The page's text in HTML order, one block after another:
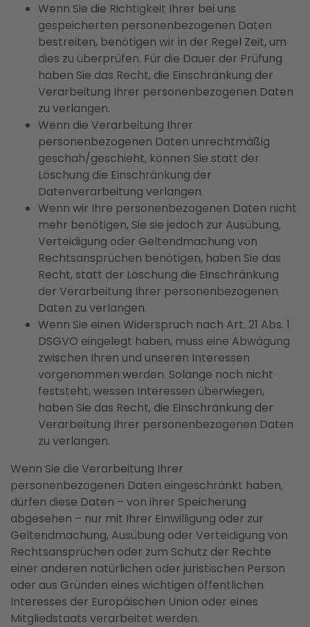
Wenn Sie die Richtigkeit Ihrer bei uns
gespeicherten personenbezogenen Daten
bestreiten, benötigen wir in der Regel Zeit, um
dies zu überprüfen. Für die Dauer der Prüfung
haben Sie das Recht, die Einschränkung der
Verarbeitung Ihrer personenbezogenen Daten
zu verlangen.
Wenn die Verarbeitung Ihrer
personenbezogenen Daten unrechtmäßig
geschah/geschieht, können Sie statt der
Löschung die Einschränkung der
Datenverarbeitung verlangen.
Wenn wir Ihre personenbezogenen Daten nicht
mehr benötigen, Sie sie jedoch zur Ausübung,
Verteidigung oder Geltendmachung von
Rechtsansprüchen benötigen, haben Sie das
Recht, statt der Löschung die Einschränkung
der Verarbeitung Ihrer personenbezogenen
Daten zu verlangen.
Wenn Sie einen Widerspruch nach Art. 21 Abs. 1
DSGVO eingelegt haben, muss eine Abwägung
zwischen Ihren und unseren Interessen
vorgenommen werden. Solange noch nicht
feststeht, wessen Interessen überwiegen,
haben Sie das Recht, die Einschränkung der
Verarbeitung Ihrer personenbezogenen Daten
zu verlangen.
Wenn Sie die Verarbeitung Ihrer
personenbezogenen Daten eingeschränkt haben,
dürfen diese Daten – von ihrer Speicherung
abgesehen – nur mit Ihrer Einwilligung oder zur
Geltendmachung, Ausübung oder Verteidigung von
Rechtsansprüchen oder zum Schutz der Rechte
einer anderen natürlichen oder juristischen Person
oder aus Gründen eines wichtigen öffentlichen
Interesses der Europäischen Union oder eines
Mitgliedstaats verarbeitet werden.